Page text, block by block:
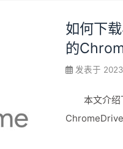
如何下
的
发表于
本文介绍